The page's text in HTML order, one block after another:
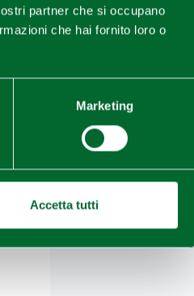
partner che si occupano
che hai fornito loro o
Marketing
Accetta tutti
AZATABIANO
INSTAGRAM